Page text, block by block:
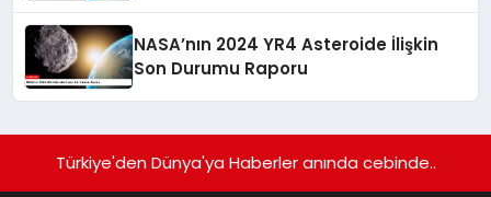
NASA’nın 2024 YR4 Asteroide İlişkin
Son Durumu Raporu
Türkiye'den Dünya'ya Haberler anında cebinde..